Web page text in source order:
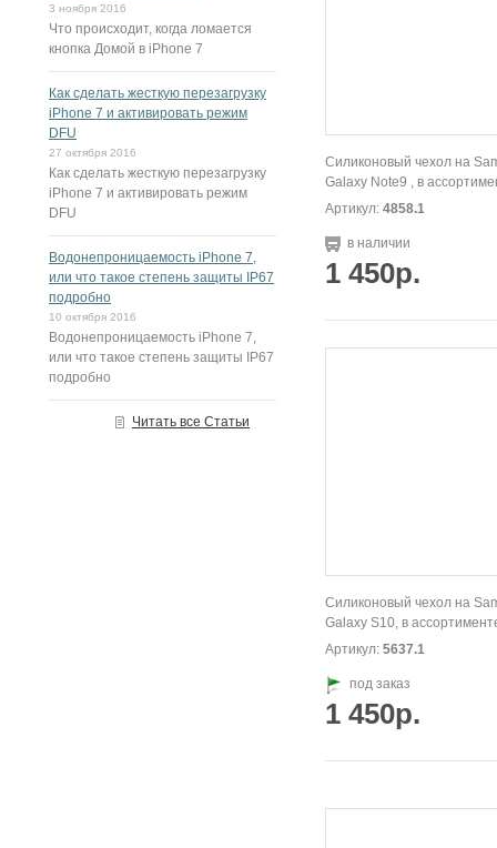
3 ноября 2016
Что происходит, когда ломается
кнопка Домой в iPhone 7
Как сделать жесткую перезагрузку
iPhone 7 и активировать режим
DFU
27 октября 2016
Как сделать жесткую перезагрузку
iPhone 7 и активировать режим
DFU
Водонепроницаемость iPhone 7,
или что такое степень защиты IP67
подробно
10 октября 2016
Водонепроницаемость iPhone 7,
или что такое степень защиты IP67
подробно
Читать все Статьи
Силиконовый чехол на
Galaxy Note9 , в
Артикул: 4858.1
в наличии
1 450р.
Силиконовый чехол на
Galaxy S10, в
Артикул: 5637.1
под заказ
1 450р.